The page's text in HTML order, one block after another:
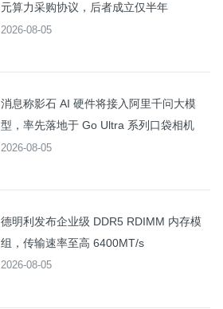
元算力采购协议，后者成立仅半年
2026-08-05
消息称影石 AI 硬件将接入阿里千问大模
型，率先落地于 Go Ultra 系列口袋相机
2026-08-05
德明利发布企业级 DDR5 RDIMM 内存模
组，传输速率至高 6400MT/s
2026-08-05